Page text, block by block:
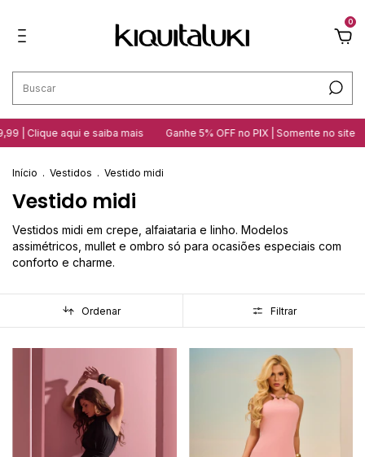
0
aqui e saiba mais Ganhe 5% OFF no PIX | Somente no site 10
Início . Vestidos . Vestido midi
Vestido midi
Vestidos midi em crepe, alfaiataria e linho. Modelos
assimétricos, mullet e ombro só para ocasiões especiais com
conforto e charme.
Ordenar Filtrar